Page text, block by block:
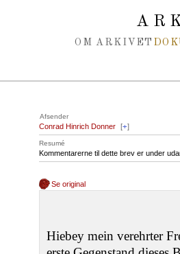
OM ARKIVET
Afsender
Conrad Hinrich Donner [+]
Resumé
Kommentarerne til dette brev er under
Se original
Hiebey mein verehrter